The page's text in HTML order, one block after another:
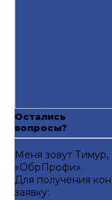
Остались
вопросы?
Меня зовут
«ОбрПрофи».
Для получения
заявку: